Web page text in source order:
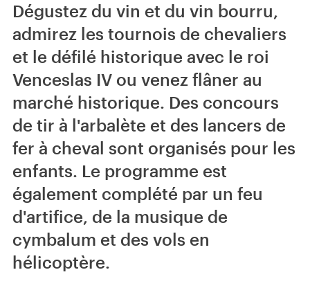
Dégustez du vin et du vin bourru,
admirez les tournois de chevaliers
et le défilé historique avec le roi
Venceslas IV ou venez flâner au
marché historique. Des concours
de tir à l'arbalète et des lancers de
fer à cheval sont organisés pour les
enfants. Le programme est
également complété par un feu
d'artifice, de la musique de
cymbalum et des vols en
hélicoptère.